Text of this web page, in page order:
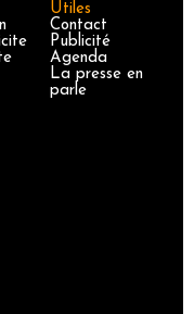
Utiles
Contact
Publicité
Agenda
La presse en
parle